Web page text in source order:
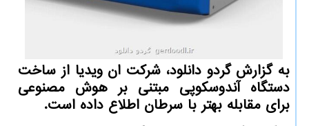
به گزارش گردو دانلود، شرکت ان ویدیا از ساخت
دستگاه آندوسکوپی مبتنی بر هوش مصنوعی
برای مقابله بهتر با سرطان اطلاع داده است.